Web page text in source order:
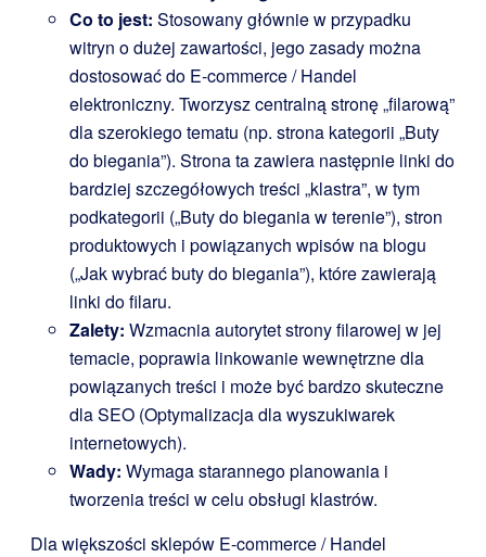
Co to jest: Stosowany głównie w przypadku
witryn o dużej zawartości, jego zasady można
dostosować do E-commerce / Handel
elektroniczny. Tworzysz centralną stronę „filarową”
dla szerokiego tematu (np. strona kategorii „Buty
do biegania”). Strona ta zawiera następnie linki do
bardziej szczegółowych treści „klastra”, w tym
podkategorii („Buty do biegania w terenie”), stron
produktowych i powiązanych wpisów na blogu
(„Jak wybrać buty do biegania”), które zawierają
linki do filaru.
Zalety: Wzmacnia autorytet strony filarowej w jej
temacie, poprawia linkowanie wewnętrzne dla
powiązanych treści i może być bardzo skuteczne
dla SEO (Optymalizacja dla wyszukiwarek
internetowych).
Wady: Wymaga starannego planowania i
tworzenia treści w celu obsługi klastrów.
Dla większości sklepów E-commerce / Handel